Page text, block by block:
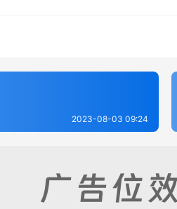
2023-08-03 09:24